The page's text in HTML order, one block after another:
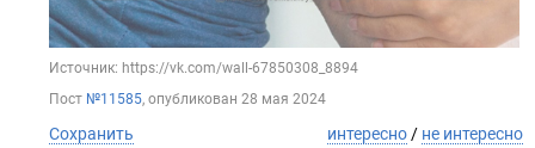
Источник: https://vk.com/wall-67850308_8894
Пост №11585, опубликован 28 мая 2024
Сохранить интересно / не интересно